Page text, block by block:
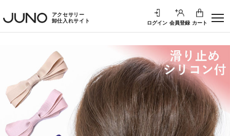
アクセサリー
卸仕入れサイト
ログイン 会員登録 カート